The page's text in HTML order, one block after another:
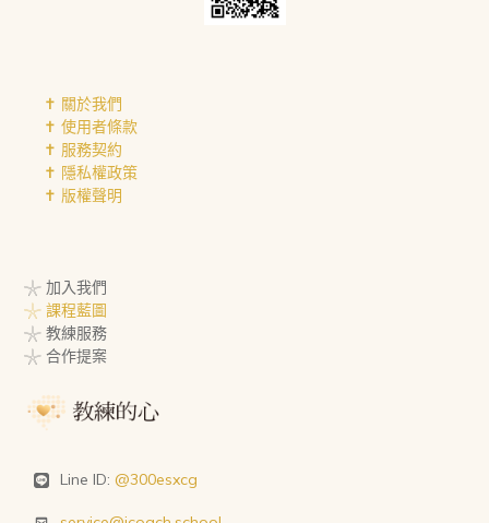
✝︎ 關於我們
✝︎ 使用者條款
✝︎ 服務契約
✝︎ 隱私權政策
✝︎ 版權聲明
𓇼 加入我們
𓇼 課程藍圖
𓇼 教練服務
𓇼 合作提案
Line ID: @300esxcg